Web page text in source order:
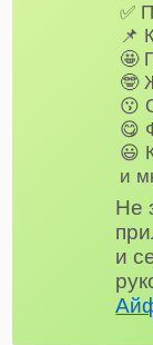
✅
📌
🤩
🤓
😗
😋
😃
и
Не
и